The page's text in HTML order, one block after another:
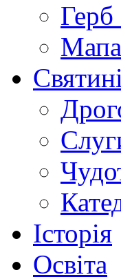
Герб
Мапа
Святині
Історія
Освіта